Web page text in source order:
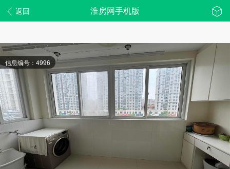
返回 淮房网手机版
信息编号：4996